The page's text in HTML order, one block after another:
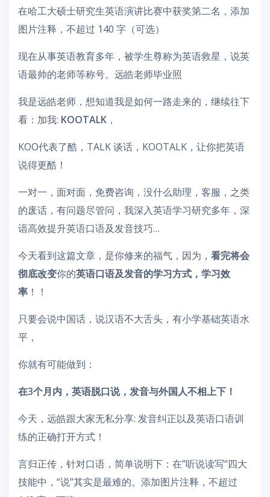
在哈工大硕士研究生英语演讲比赛中获奖第二名，添加
图片注释，不超过 140 字（可选）
现在从事英语教育多年，被学生尊称为英语救星，说英
语最帅的老师等称号。远皓老师毕业照
我是远皓老师，想知道我是如何一路走来的，继续往下
看：加我: KOOTALK ，
KOO代表了酷，TALK 谈话，KOOTALK，让你把英语
说得更酷！
一对一，面对面，免费咨询，没什么助理，客服，之类
的废话，有问题尽管问，我深入英语学习研究多年，深
谙高效提升英语口语及发音技巧…
今天看到这篇文章，是你修来的福气，因为， 看完将会
彻底改变你的英语口语及发音的学习方式，学习效
率 ！！
只要会说中国话，说汉语不大舌头，有小学基础英语水
平，
你就有可能做到：
在3个月内，英语脱口说，发音与外国人不相上下！
今天，远皓跟大家无私分享: 发音纠正以及英语口语训
练的正确打开方式！
言归正传，针对口语，简单说明下：在”听说读写“四大
技能中，“说”其实是最难的。添加图片注释，不超过